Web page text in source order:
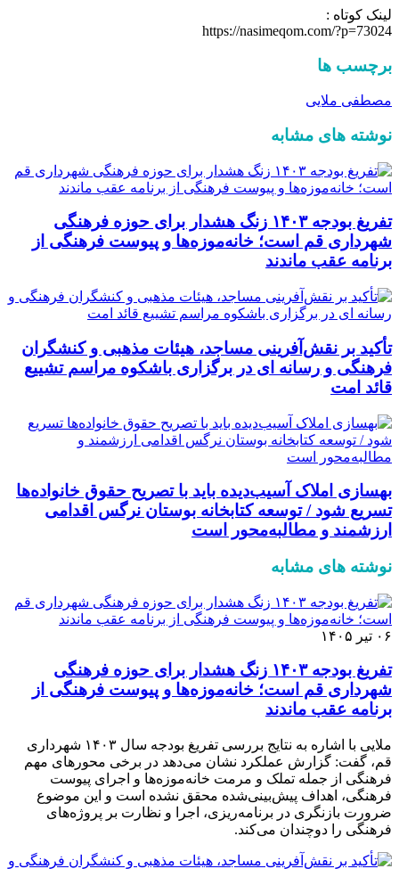
لینک کوتاه :
https://nasimeqom.com/?p=73024
برچسب ها
مصطفی ملایی
نوشته های مشابه
تفریغ بودجه ۱۴۰۳ زنگ هشدار برای حوزه فرهنگی
شهرداری قم است؛ خانه‌موزه‌ها و پیوست فرهنگی از
برنامه عقب ماندند
تأکید بر نقش‌آفرینی مساجد، هیئات مذهبی و کنشگران
فرهنگی و رسانه ای در برگزاری باشکوه مراسم تشییع
قائد امت
بهسازی املاک آسیب‌دیده باید با تصریح حقوق خانواده‌ها
تسریع شود / توسعه کتابخانه بوستان نرگس اقدامی
ارزشمند و مطالبه‌محور است
نوشته های مشابه
۰۶ تیر ۱۴۰۵
تفریغ بودجه ۱۴۰۳ زنگ هشدار برای حوزه فرهنگی
شهرداری قم است؛ خانه‌موزه‌ها و پیوست فرهنگی از
برنامه عقب ماندند
ملایی با اشاره به نتایج بررسی تفریغ بودجه سال ۱۴۰۳ شهرداری
قم، گفت: گزارش عملکرد نشان می‌دهد در برخی محورهای مهم
فرهنگی از جمله تملک و مرمت خانه‌موزه‌ها و اجرای پیوست
فرهنگی، اهداف پیش‌بینی‌شده محقق نشده است و این موضوع
ضرورت بازنگری در برنامه‌ریزی، اجرا و نظارت بر پروژه‌های
فرهنگی را دوچندان می‌کند.